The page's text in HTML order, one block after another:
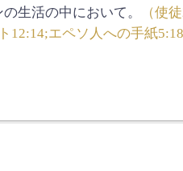
生活の中において。
（使
12:14;エペソ人への手紙5:18